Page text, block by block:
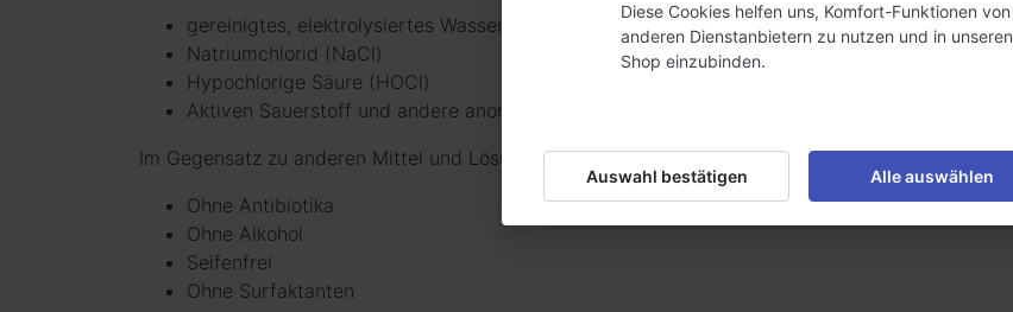
gereinigtes, elektrolysiertes Wasser
Natriumchlorid (NaCl)
Hypochlorige Säure (HOCl)
Aktiven Sauerstoff und andere anorganische Oxidatien
Im Gegensatz zu anderen Mittel und Lösungen
Ohne Antibiotika
Ohne Alkohol
Seifenfrei
Ohne Surfaktanten
Diese Cookies helfen uns, Komfort-Funktionen von
anderen Dienstanbietern zu nutzen und in unseren
Shop einzubinden.
Auswahl bestätigen Alle auswählen